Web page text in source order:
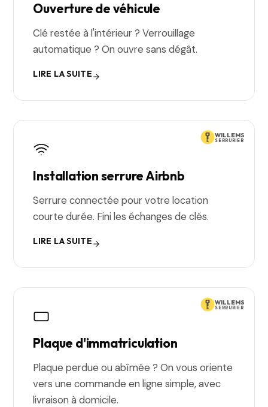
Ouverture de véhicule
Clé restée à l'intérieur ? Verrouillage
automatique ? On ouvre sans dégât.
LIRE LA SUITE
WILLEMS
SERRURIER
Installation serrure Airbnb
Serrure connectée pour votre location
courte durée. Fini les échanges de clés.
LIRE LA SUITE
WILLEMS
SERRURIER
Plaque d'immatriculation
Plaque perdue ou abîmée ? On vous oriente
vers une commande en ligne simple, avec
livraison à domicile.